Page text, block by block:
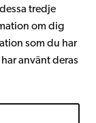
tredje
om dig
som du har
använt deras